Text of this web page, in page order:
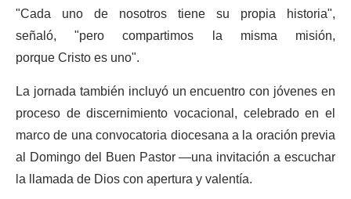
"Cada uno de nosotros tiene su propia historia",
señaló, "pero compartimos la misma misión,
porque Cristo es uno".
La jornada también incluyó un encuentro con jóvenes en
proceso de discernimiento vocacional, celebrado en el
marco de una convocatoria diocesana a la oración previa
al Domingo del Buen Pastor —una invitación a escuchar
la llamada de Dios con apertura y valentía.